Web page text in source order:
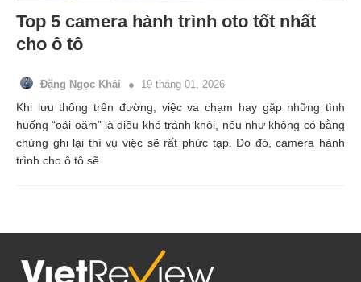
Top 5 camera hành trình oto tốt nhất
cho ô tô
Đặng Ngọc Khải 19 tháng 01, 2026
Khi lưu thông trên đường, việc va chạm hay gặp những tình
huống “oái oăm” là điều khó tránh khỏi, nếu như không có bằng
chứng ghi lại thì vụ việc sẽ rất phức tạp. Do đó, camera hành
trình cho ô tô sẽ